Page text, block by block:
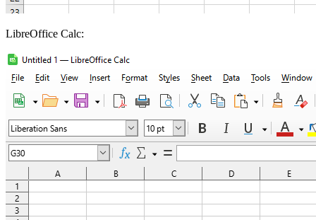
LibreOffice Calc: